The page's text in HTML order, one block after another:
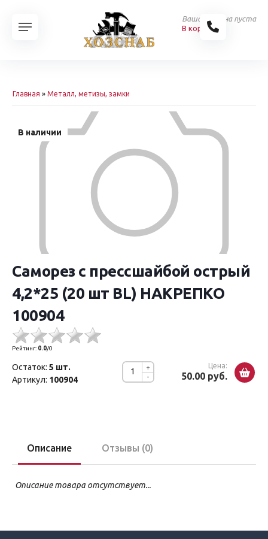
Ваша корзина пуста
В корзину
Главная » Металл, метизы, замки
В наличии
Саморез с прессшайбой острый
4,2*25 (20 шт BL) НАКРЕПКО
100904
Рейтинг: 0.0/0
-
+ Цена:
50.00 руб.
Остаток: 5 шт.
Артикул: 100904
Описание Отзывы (0)
Описание товара отсутствует...